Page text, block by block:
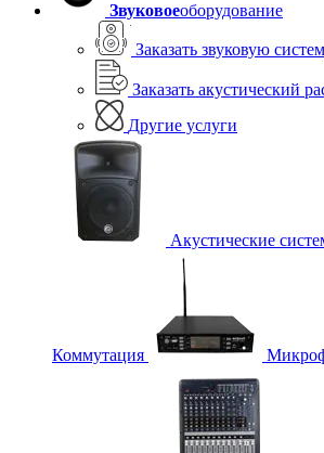
Звуковоеоборудование
Заказать звуковую
Заказать акустический
Другие услуги
Акустические
Коммутация